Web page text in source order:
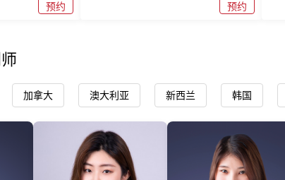
预约 预约
加拿大 澳大利亚 新西兰 韩国